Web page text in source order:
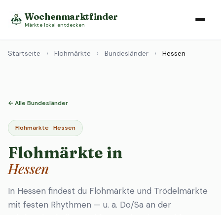
Wochenmarktfinder
Märkte lokal entdecken
Startseite › Flohmärkte › Bundesländer › Hessen
← Alle Bundesländer
Flohmärkte · Hessen
Flohmärkte in
Hessen
In Hessen findest du Flohmärkte und Trödelmärkte
mit festen Rhythmen — u. a. Do/Sa an der